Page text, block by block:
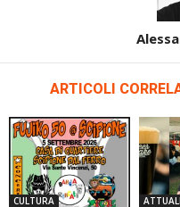
ARTICOLI
CULTURA